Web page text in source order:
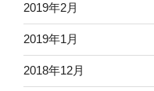
2019年2月
2019年1月
2018年12月